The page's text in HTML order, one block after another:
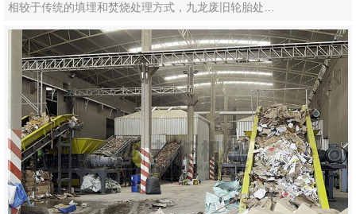
相较于传统的填埋和焚烧处理方式，九龙废旧轮胎处…